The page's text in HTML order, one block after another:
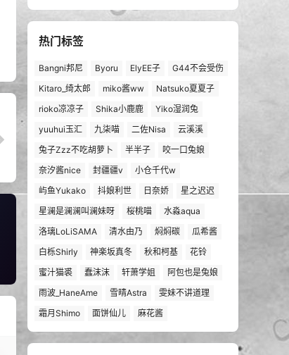
热门标签
Bangni邦尼 Byoru ElyEE子
G44不会受伤
Kitaro_绮太郎
miko酱ww
Natsuko夏夏子
rioko凉凉子
Shika小鹿鹿
Yiko湿润兔
yuuhui玉汇
九柒喵 二佐Nisa
云溪溪
兔子Zzz不吃胡萝卜
半半子
咬一口兔娘
奈汐酱nice
封疆疆v
小仓千代w
屿鱼Yukako
抖娘利世 日奈娇
星之迟迟
星澜是澜澜叫澜妹呀
桜桃喵
水淼aqua
洛璃LoLiSAMA
清水由乃 焖焖碳
瓜希酱
白栎Shirly
神楽坂真冬 秋和柯基
花铃
蜜汁猫裘
蠢沫沫 轩萧学姐
阿包也是兔娘
雨波_HaneAme
雪晴Astra
雯妹不讲道理
霜月Shimo
面饼仙儿 麻花酱